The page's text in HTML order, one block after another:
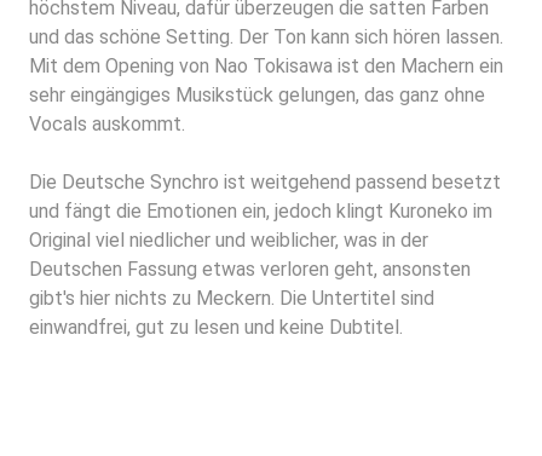
höchstem Niveau, dafür überzeugen die satten Farben
und das schöne Setting. Der Ton kann sich hören lassen.
Mit dem Opening von Nao Tokisawa ist den Machern ein
sehr eingängiges Musikstück gelungen, das ganz ohne
Vocals auskommt.
Die Deutsche Synchro ist weitgehend passend besetzt
und fängt die Emotionen ein, jedoch klingt Kuroneko im
Original viel niedlicher und weiblicher, was in der
Deutschen Fassung etwas verloren geht, ansonsten
gibt's hier nichts zu Meckern. Die Untertitel sind
einwandfrei, gut zu lesen und keine Dubtitel.